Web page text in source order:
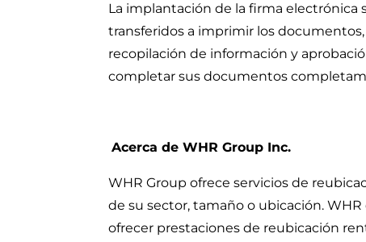
La implantación de la firma electrónica
transferidos a imprimir los
recopilación de información y
completar sus documentos
Acerca de WHR Group Inc.
WHR Group ofrece servicios de
de su sector, tamaño o ubicación.
ofrecer prestaciones de reubicación